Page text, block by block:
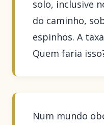
solo, inclusive
do caminho,
espinhos. A
Quem faria
Num mundo